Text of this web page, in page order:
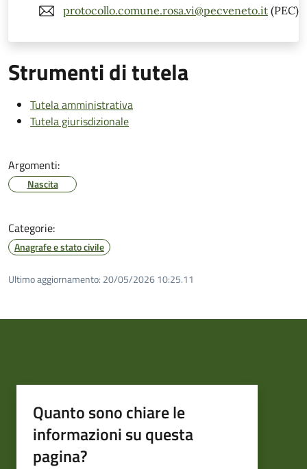
protocollo.comune.rosa.vi@pecveneto.it (PEC)
Strumenti di tutela
Tutela amministrativa
Tutela giurisdizionale
Argomenti:
Nascita
Categorie:
Anagrafe e stato civile
Ultimo aggiornamento: 20/05/2026 10:25.11
Quanto sono chiare le
informazioni su questa
pagina?